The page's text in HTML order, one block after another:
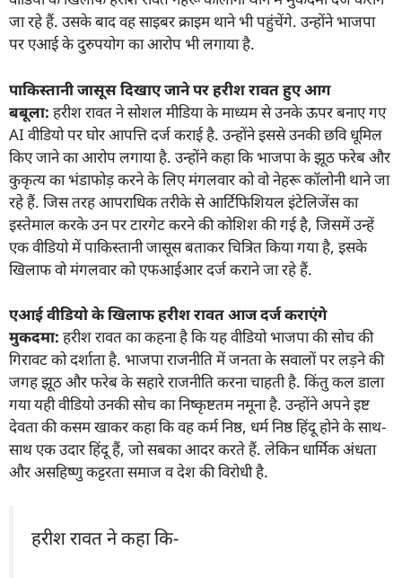
जा रहे हैं. उसके बाद वह साइबर क्राइम थाने भी पहुंचेंगे. उन्होंने भाजपा
पर एआई के दुरुपयोग का आरोप भी लगाया है.
पाकिस्तानी जासूस दिखाए जाने पर हरीश रावत हुए आग
बबूला: हरीश रावत ने सोशल मीडिया के माध्यम से उनके ऊपर बनाए गए
AI वीडियो पर घोर आपत्ति दर्ज कराई है. उन्होंने इससे उनकी छवि धूमिल
किए जाने का आरोप लगाया है. उन्होंने कहा कि भाजपा के झूठ फरेब और
कुकृत्य का भंडाफोड़ करने के लिए मंगलवार को वो नेहरू कॉलोनी थाने जा
रहे हैं. जिस तरह आपराधिक तरीके से आर्टिफिशियल इंटेलिजेंस का
इस्तेमाल करके उन पर टारगेट करने की कोशिश की गई है, जिसमें उन्हें
एक वीडियो में पाकिस्तानी जासूस बताकर चित्रित किया गया है, इसके
खिलाफ वो मंगलवार को एफआईआर दर्ज कराने जा रहे हैं.
एआई वीडियो के खिलाफ हरीश रावत आज दर्ज कराएंगे
मुकदमा: हरीश रावत का कहना है कि यह वीडियो भाजपा की सोच की
गिरावट को दर्शाता है. भाजपा राजनीति में जनता के सवालों पर लड़ने की
जगह झूठ और फरेब के सहारे राजनीति करना चाहती है. किंतु कल डाला
गया यही वीडियो उनकी सोच का निष्कृष्टतम नमूना है. उन्होंने अपने इष्ट
देवता की कसम खाकर कहा कि वह कर्म निष्ठ, धर्म निष्ठ हिंदू होने के साथ-
साथ एक उदार हिंदू हैं, जो सबका आदर करते हैं. लेकिन धार्मिक अंधता
और असहिष्णु कट्टरता समाज व देश की विरोधी है.
हरीश रावत ने कहा कि-